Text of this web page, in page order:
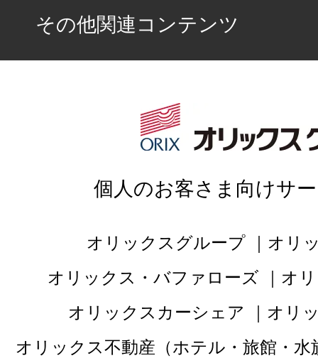
品質：5｜ 説明：
車屋さんを５件ほ
もオリックスのス
ツで良かったです
その他関連コンテンツ
個人のお客さま向けサ
オリックスグループ
オリ
オリックス・バファローズ
オ
オリックスカーシェア
オリ
オリックス不動産（ホテル・旅館・